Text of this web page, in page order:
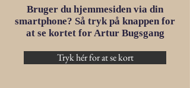
Bruger du hjemmesiden via din
smartphone? Så tryk på knappen for
at se kortet for Artur Bugsgang
Tryk hér for at se kort